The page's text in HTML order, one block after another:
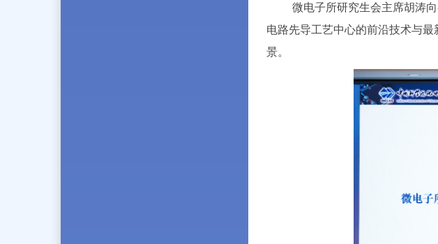
微电子所研究生会主席胡涛
电路先导工艺中心的前沿技术与
景。